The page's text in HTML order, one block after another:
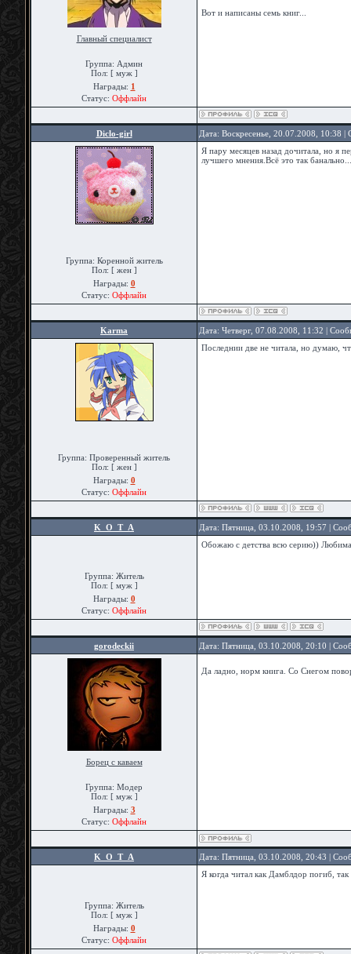
Главный специалист
Группа: Админ
Пол: [ муж ]
Награды: 1
Статус: Оффлайн
Вот и написаны семь книг...
Diclo-girl Дата: Воскресенье, 20.07.2008, 10:38
Группа: Коренной житель
Пол: [ жен ]
Награды: 0
Статус: Оффлайн
Я пару месяцев назад дочитала, но я
лучшего мнения.Всё это так
Karma Дата: Четверг, 07.08.2008, 11:32 |
Группа: Проверенный житель
Пол: [ жен ]
Награды: 0
Статус: Оффлайн
Последнии две не читала, но думаю,
K_O_T_A Дата: Пятница, 03.10.2008, 19:57 |
Группа: Житель
Пол: [ муж ]
Награды: 0
Статус: Оффлайн
Обожаю с детства всю серию))
gorodeckii Дата: Пятница, 03.10.2008, 20:10 |
Борец с каваем
Группа: Модер
Пол: [ муж ]
Награды: 3
Статус: Оффлайн
Да ладно, норм книга. Со Снегом
K_O_T_A Дата: Пятница, 03.10.2008, 20:43 |
Группа: Житель
Пол: [ муж ]
Награды: 0
Статус: Оффлайн
Я когда читал как Дамблдор погиб, так